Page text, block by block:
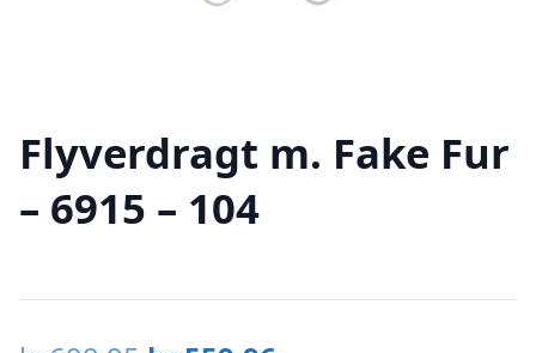
Flyverdragt m. Fake Fur
– 6915 – 104